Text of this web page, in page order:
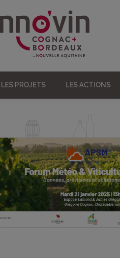
LES PROJETS LES ACTIONS